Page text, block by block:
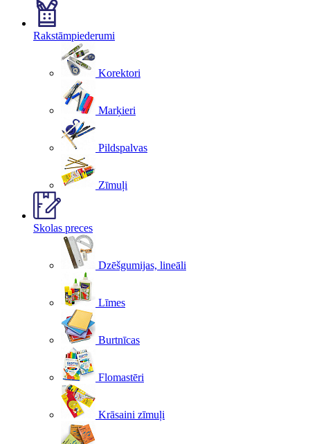
Rakstāmpiederumi
Korektori
Marķieri
Pildspalvas
Zīmuļi
Skolas preces
Dzēšgumijas, lineāli
Līmes
Burtnīcas
Flomastēri
Krāsaini zīmuļi